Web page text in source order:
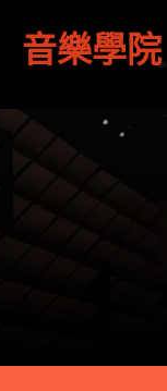
音樂學院